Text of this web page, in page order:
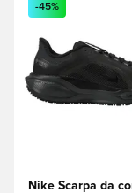
-45%
Nike Scarpa da